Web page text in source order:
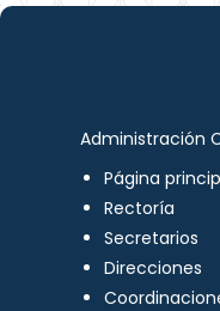
Administración
Página
Rectoría
Secretarios
Direcciones